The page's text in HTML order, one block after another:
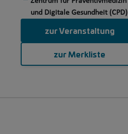
und Digitale Gesundheit (CPD)
zur Veranstaltung
zur Merkliste